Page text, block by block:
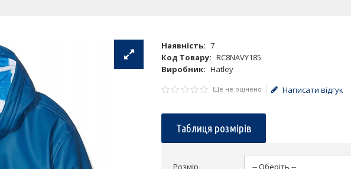
Наявність: 7
Код Товару: RC8NAVY185
Виробник: Hatley
Ще не оцінено Написати відгук
Таблиця розмірів
Розмір